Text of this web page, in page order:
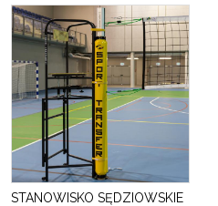
STANOWISKO SĘDZIOWSKIE